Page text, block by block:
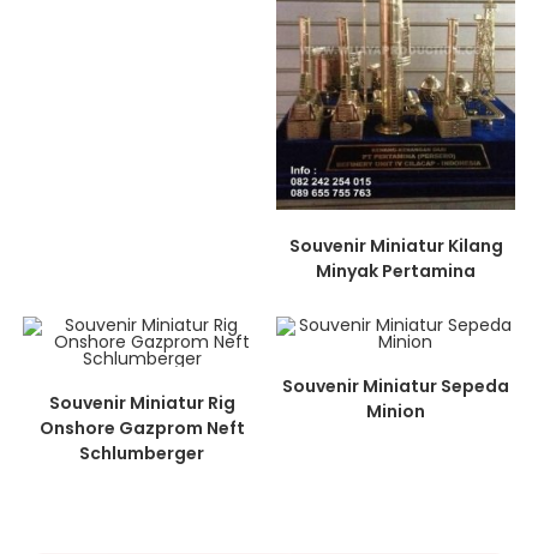
Souvenir Miniatur Kilang
Minyak Pertamina
Souvenir Miniatur Rig
Onshore Gazprom Neft
Schlumberger
Souvenir Miniatur Sepeda
Minion